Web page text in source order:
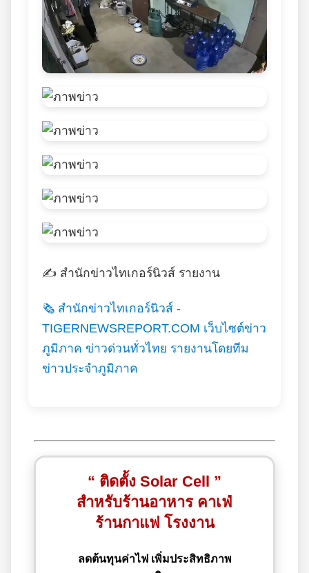
✍️ สำนักข่าวไทเกอร์นิวส์ รายงาน
🗞️ สำนักข่าวไทเกอร์นิวส์ -
TIGERNEWSREPORT.COM เว็บไซต์ข่าว
ภูมิภาค ข่าวด่วนทั่วไทย รายงานโดยทีม
ข่าวประจำภูมิภาค
“ ติดตั้ง Solar Cell ”
สำหรับร้านอาหาร คาเฟ่
ร้านกาแฟ โรงงาน
ลดต้นทุนค่าไฟ เพิ่มประสิทธิภาพ